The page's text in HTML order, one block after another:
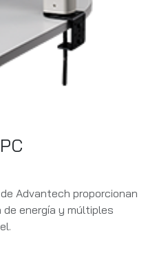
Advantech proporcionan
energía y múltiples